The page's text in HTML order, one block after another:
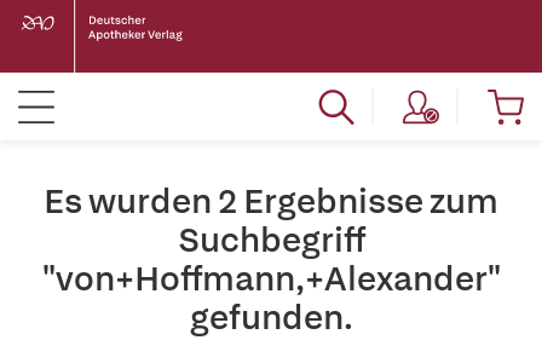
Es wurden 2 Ergebnisse zum
Suchbegriff
"von+Hoffmann,+Alexander"
gefunden.